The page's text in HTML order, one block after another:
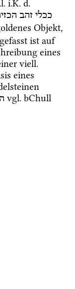
i.K. d.
ככלי זהב
Objekt,
ist auf
eines
viell.
eines
vgl. bChull